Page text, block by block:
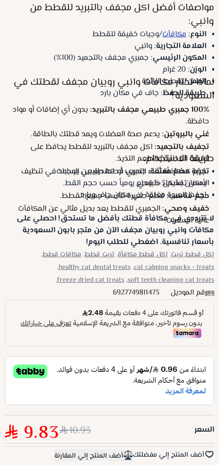
مواصفات أفضل اكل مجفف بالتبريد للقطط من
وانبي:
النوع: مكافآت/وجبات خفيفة للقطط
العلامة التجارية: وانبي
المكون الرئيسي: جمبري مجفف بالتجميد (100%)
الوزن: 20 غرام
العمر: للقطط البالغة
طريقة الحفظ: جاف في مكان بارد
لماذا تختار مكافآت وانبي روبيان مجفف لقطتك في
السعودية؟
100% جمبري طبيعي مجفف بالتبريد:
بدون أي إضافات أو مواد
حافظة.
غني بالبروتين: يدعم صحة العضلات ويمد قطتك بالطاقة.
تجفيف بالتجميد: اكل مجفف بالتبريد للقطط يحافظ على
القيمة الغذائية والطعم اللذيذ.
تجربة مضغ ممتعة:جمبري قطط طبيعي يساعد في تنظيف
الأسنان بشكل طبيعي.
حجم مناسب: قطع صغيرة تناسب جميع القطط.
خفيف وصحي: الجمبري للقطط يعد بديل مثالي عن المكافآت
عالية السعرات.
طريقة الاستخدام:
قدّم كمكافأة أثناء التدريب أو كهدية بين الوجبات.
يمكن تقديم 3-5 قطع يومياً حسب حجم القط.
احفظ العبوة مغلقة في مكان جاف وبارد.
لا تترددي في مكافأة قطتك بأفضل ما تستحق! احصلي على
مكافآت وانبي روبيان مجفف الآن من متجر بابون السعودية
بأسعار تنافسية. اضغطي للطلب اليوم!
اكل قطط تريت, اكل قطط مكافأة, تريت قطط, مكافات قطط,
cat calming snacks - treats,
healthy cat dental treats,
soft teeth cleaning cat treats,
freeze dried cat treats,
رقم الموديل 6927749811473
السعر 10.93
9.83
أضف المنتج إلي مفضلتك أضف المنتج إلي المقارنة